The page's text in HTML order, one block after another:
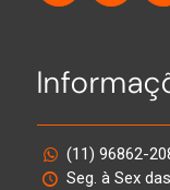
(11) 96862-
Seg. à Sex